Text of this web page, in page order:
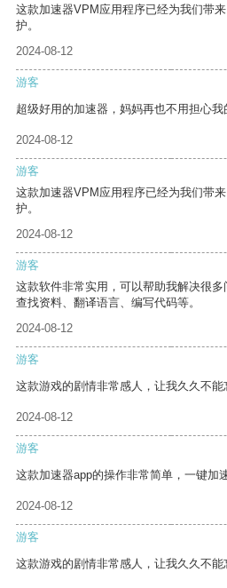
这款加速器VPM应用程序已经为我们带
护。
2024-08-12
游客
超级好用的加速器，妈妈再也不用担心我
2024-08-12
游客
这款加速器VPM应用程序已经为我们带
护。
2024-08-12
游客
这款软件非常实用，可以帮助我解决很
查找资料、翻译语言、编写代码等。
2024-08-12
游客
这款游戏的剧情非常感人，让我久久不能
2024-08-12
游客
这款加速器app的操作非常简单，一键加
2024-08-12
游客
这款游戏的剧情非常感人，让我久久不能